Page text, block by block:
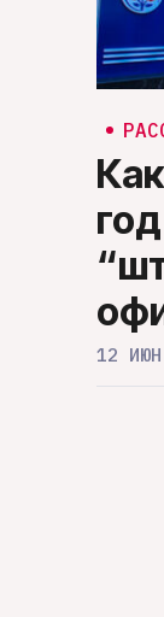
год
12